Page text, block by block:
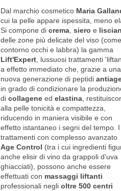
Dal marchio cosmetico Maria
cui la pelle appare ispessita, meno
Si compone di crema, siero e
delle zone più delicate del viso (come
contorno occhi e labbra) la gamma
Lift'Expert, lussuosi trattamenti
a effetto immediato che, grazie a una
nuova generazione di peptidi
in grado di condizionare la
di collagene ed elastina,
alla pelle tonicità e compattezza,
riducendo in maniera visibile e con
effetto istantaneo i segni del tempo.
trattamenti con complesso avanzato
Age Control (tra i cui ingredienti
anche elisir di vino da grappoli d'uva
ghiacciati), possono anche essere
effettuati con massaggi liftanti
professionali negli oltre 500 centri